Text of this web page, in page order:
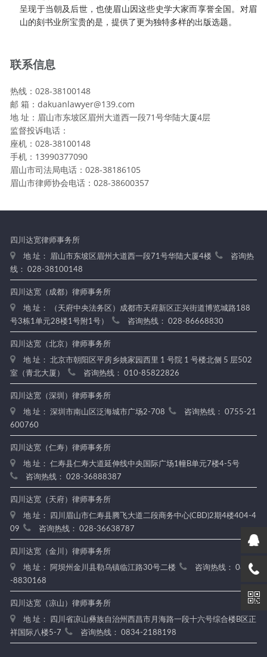
呈现于当朝及后世，也使眉山因这些史学大家而享誉全国。对眉
山的刻书业所宝贵的是，提供了更为独特多样的出版选题。
联系信息
热线：028-38100148
邮 箱：dakuanlawyer@139.com
地 址：眉山市东坡区眉州大道西一段71号华陆大厦4层
监督投诉电话：
座机：028-38100148
手机：13990377090
眉山市司法局电话：028-38186105
眉山市律师协会电话：028-38600357
四川达宽律师事务所
地 址： 眉山市东坡区眉州大道西一段71号华陆大厦4楼
咨询热
线： 028-38100148
四川达宽（成都）律师事务所
地 址： （天府中央法务区）成都市天府新区正兴街道博览城路188
号3栋1单元28楼1号附1号）
咨询热线： 028-86668830
四川达宽（北京）律师事务所
地 址： 北京市朝阳区平房乡姚家园西里 1 号院 1 号楼北侧 5 层502
室（青北大厦）
咨询热线： 010-85822826
四川达宽（深圳）律师事务所
地 址： 深圳市南山区泛海城市广场2-708
咨询热线： 0755-21
600760
四川达宽（仁寿）律师事务所
地 址： 仁寿县仁寿大道延伸线中央国际广场1幢B单元7楼4-5号
咨询热线： 028-36888387
四川达宽（天府）律师事务所
地 址： 四川眉山市仁寿县腾飞大道二段商务中心(CBD)2期4楼404-4
09
咨询热线： 028-36638787
四川达宽（金川）律师事务所
地 址： 阿坝州金川县勒乌镇临江路30号二楼
咨询热线： 0837
-8830168
四川达宽（凉山）律师事务所
地 址： 四川省凉山彝族自治州西昌市月海路一段十六号综合楼B区正
祥国际八楼5-7
咨询热线： 0834-2188198